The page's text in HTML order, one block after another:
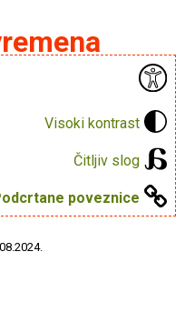
Visoki kontrast
Čitljiv slog
poveznice
knjiga.